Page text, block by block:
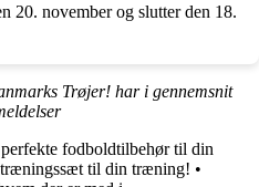
20. november og slutter den 18.
Trøjer! har i gennemsnit
fodboldtilbehør til din
til din træning! •